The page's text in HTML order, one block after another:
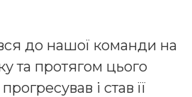
до нашої команди на
та протягом цього
і став її